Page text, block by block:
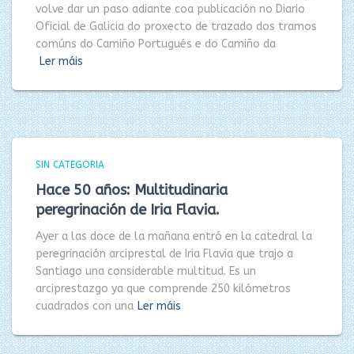
volve dar un paso adiante coa publicación no Diario
Oficial de Galicia do proxecto de trazado dos tramos
comúns do Camiño Portugués e do Camiño da
Ler máis
SIN CATEGORIA
Hace 50 años: Multitudinaria
peregrinación de Iria Flavia.
Ayer a las doce de la mañana entró en la catedral la
peregrinación arciprestal de Iria Flavia que trajo a
Santiago una considerable multitud. Es un
arciprestazgo ya que comprende 250 kilómetros
cuadrados con una Ler máis